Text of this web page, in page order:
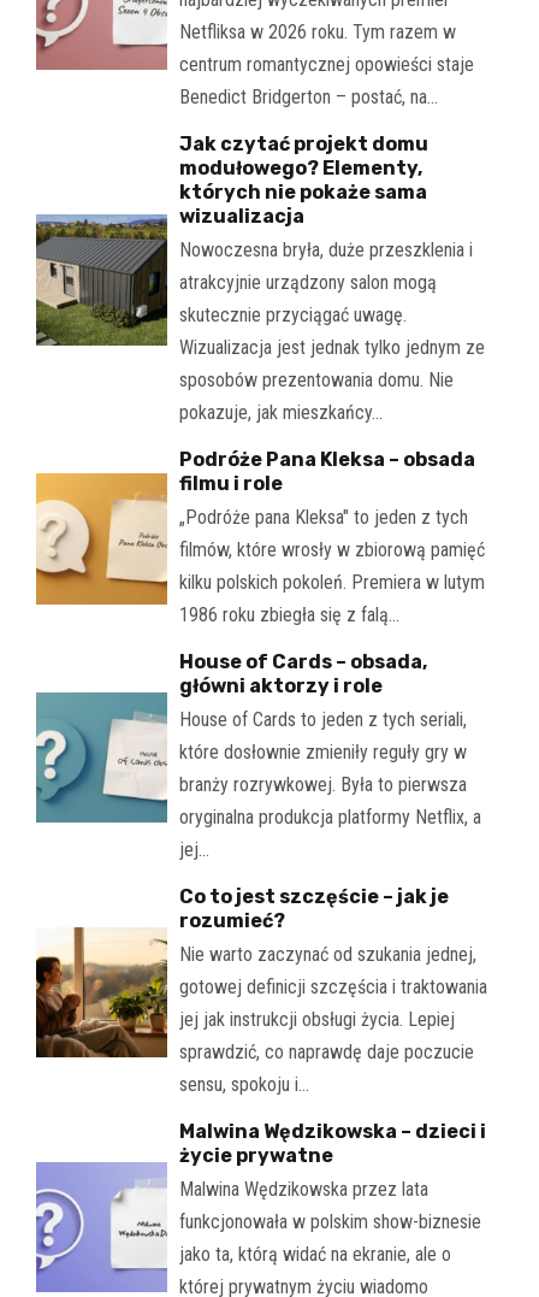
Netfliksa w 2026 roku. Tym razem w
centrum romantycznej opowieści staje
Benedict Bridgerton – postać, na…
Jak czytać projekt domu
modułowego? Elementy,
których nie pokaże sama
wizualizacja
Nowoczesna bryła, duże przeszklenia i
atrakcyjnie urządzony salon mogą
skutecznie przyciągać uwagę.
Wizualizacja jest jednak tylko jednym ze
sposobów prezentowania domu. Nie
pokazuje, jak mieszkańcy…
Podróże Pana Kleksa – obsada
filmu i role
„Podróże pana Kleksa" to jeden z tych
filmów, które wrosły w zbiorową pamięć
kilku polskich pokoleń. Premiera w lutym
1986 roku zbiegła się z falą…
House of Cards – obsada,
główni aktorzy i role
House of Cards to jeden z tych seriali,
które dosłownie zmieniły reguły gry w
branży rozrywkowej. Była to pierwsza
oryginalna produkcja platformy Netflix, a
jej…
Co to jest szczęście – jak je
rozumieć?
Nie warto zaczynać od szukania jednej,
gotowej definicji szczęścia i traktowania
jej jak instrukcji obsługi życia. Lepiej
sprawdzić, co naprawdę daje poczucie
sensu, spokoju i…
Malwina Wędzikowska – dzieci i
życie prywatne
Malwina Wędzikowska przez lata
funkcjonowała w polskim show-biznesie
jako ta, którą widać na ekranie, ale o
której prywatnym życiu wiadomo